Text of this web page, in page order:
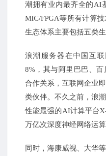
潮拥有业内最齐全的AI
MIC/FPGA等所有计算
生态体系主要包括五类生
浪潮服务器在中国互
8%，其与阿里巴巴、
合作关系，互联网企业
类伙伴。不久之前，浪
性能最强的AI计算平台
万亿次深度神经网络运算
同时，海康威视、大华等